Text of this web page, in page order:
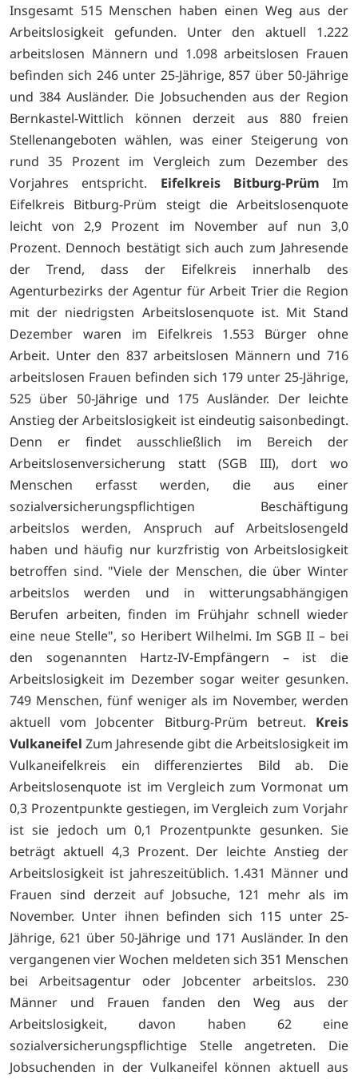
Insgesamt 515 Menschen haben einen Weg aus der
Arbeitslosigkeit gefunden. Unter den aktuell 1.222
arbeitslosen Männern und 1.098 arbeitslosen Frauen
befinden sich 246 unter 25-Jährige, 857 über 50-Jährige
und 384 Ausländer. Die Jobsuchenden aus der Region
Bernkastel-Wittlich können derzeit aus 880 freien
Stellenangeboten wählen, was einer Steigerung von
rund 35 Prozent im Vergleich zum Dezember des
Vorjahres entspricht. Eifelkreis Bitburg-Prüm Im
Eifelkreis Bitburg-Prüm steigt die Arbeitslosenquote
leicht von 2,9 Prozent im November auf nun 3,0
Prozent. Dennoch bestätigt sich auch zum Jahresende
der Trend, dass der Eifelkreis innerhalb des
Agenturbezirks der Agentur für Arbeit Trier die Region
mit der niedrigsten Arbeitslosenquote ist. Mit Stand
Dezember waren im Eifelkreis 1.553 Bürger ohne
Arbeit. Unter den 837 arbeitslosen Männern und 716
arbeitslosen Frauen befinden sich 179 unter 25-Jährige,
525 über 50-Jährige und 175 Ausländer. Der leichte
Anstieg der Arbeitslosigkeit ist eindeutig saisonbedingt.
Denn er findet ausschließlich im Bereich der
Arbeitslosenversicherung statt (SGB III), dort wo
Menschen erfasst werden, die aus einer
sozialversicherungspflichtigen Beschäftigung
arbeitslos werden, Anspruch auf Arbeitslosengeld
haben und häufig nur kurzfristig von Arbeitslosigkeit
betroffen sind. "Viele der Menschen, die über Winter
arbeitslos werden und in witterungsabhängigen
Berufen arbeiten, finden im Frühjahr schnell wieder
eine neue Stelle", so Heribert Wilhelmi. Im SGB II – bei
den sogenannten Hartz-IV-Empfängern – ist die
Arbeitslosigkeit im Dezember sogar weiter gesunken.
749 Menschen, fünf weniger als im November, werden
aktuell vom Jobcenter Bitburg-Prüm betreut. Kreis
Vulkaneifel Zum Jahresende gibt die Arbeitslosigkeit im
Vulkaneifelkreis ein differenziertes Bild ab. Die
Arbeitslosenquote ist im Vergleich zum Vormonat um
0,3 Prozentpunkte gestiegen, im Vergleich zum Vorjahr
ist sie jedoch um 0,1 Prozentpunkte gesunken. Sie
beträgt aktuell 4,3 Prozent. Der leichte Anstieg der
Arbeitslosigkeit ist jahreszeitüblich. 1.431 Männer und
Frauen sind derzeit auf Jobsuche, 121 mehr als im
November. Unter ihnen befinden sich 115 unter 25-
Jährige, 621 über 50-Jährige und 171 Ausländer. In den
vergangenen vier Wochen meldeten sich 351 Menschen
bei Arbeitsagentur oder Jobcenter arbeitslos. 230
Männer und Frauen fanden den Weg aus der
Arbeitslosigkeit, davon haben 62 eine
sozialversicherungspflichtige Stelle angetreten. Die
Jobsuchenden in der Vulkaneifel können aktuell aus